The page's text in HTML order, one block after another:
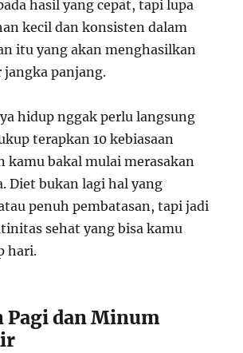
hasil yang cepat, tapi lupa
kecil dan konsisten dalam
itu yang akan menghasilkan
jangka panjang.
hidup nggak perlu langsung
terapkan 10 kebiasaan
kamu bakal mulai merasakan
Diet bukan lagi hal yang
penuh pembatasan, tapi jadi
sehat yang bisa kamu
hari.
Pagi dan Minum